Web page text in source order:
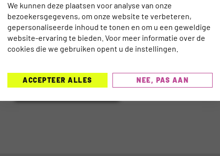
INSCHRIJVEN NIEUWSBRIEF
SCHRIJF JE IN >
We kunnen deze plaatsen voor analyse van onze
bezoekersgegevens, om onze website te verbeteren,
gepersonaliseerde inhoud te tonen en om u een geweldige
website-ervaring te bieden. Voor meer informatie over de
cookies die we gebruiken opent u de instellingen.
ACCEPTEER ALLES NEE, PAS AAN